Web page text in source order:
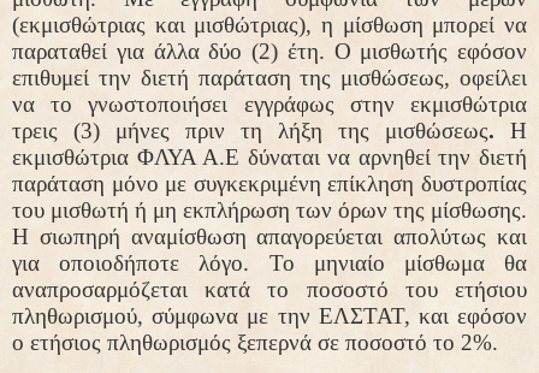
(εκμισθώτριας και μισθώτριας), η μίσθωση μπορεί να
παραταθεί για άλλα δύο (2) έτη. Ο μισθωτής εφόσον
επιθυμεί την διετή παράταση της μισθώσεως, οφείλει
να το γνωστοποιήσει εγγράφως στην εκμισθώτρια
τρεις (3) μήνες πριν τη λήξη της μισθώσεως. Η
εκμισθώτρια ΦΛΥΑ Α.Ε δύναται να αρνηθεί την διετή
παράταση μόνο με συγκεκριμένη επίκληση δυστροπίας
του μισθωτή ή μη εκπλήρωση των όρων της μίσθωσης.
Η σιωπηρή αναμίσθωση απαγορεύεται απολύτως και
για οποιοδήποτε λόγο. Το μηνιαίο μίσθωμα θα
αναπροσαρμόζεται κατά το ποσοστό του ετήσιου
πληθωρισμού, σύμφωνα με την ΕΛΣΤΑΤ, και εφόσον
ο ετήσιος πληθωρισμός ξεπερνά σε ποσοστό το 2%.